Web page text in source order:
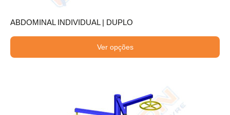
ABDOMINAL INDIVIDUAL | DUPLO
Ver opções